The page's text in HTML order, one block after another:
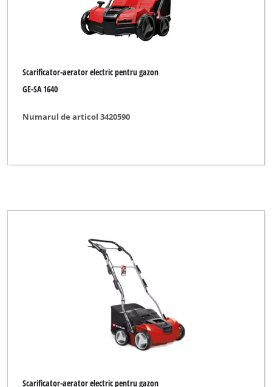
Scarificator-aerator electric pentru gazon
GE-SA 1640
Numarul de articol 3420590
Scarificator-aerator electric pentru gazon